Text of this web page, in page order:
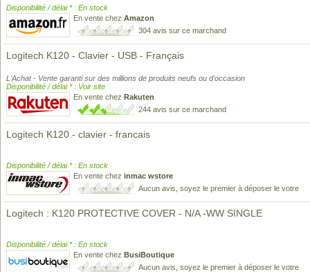
Disponibilité / délai * : En stock
En vente chez Amazon
304 avis sur ce marchand
Logitech K120 - Clavier - USB - Français
L'Achat - Vente garanti sur des millions de produits neufs ou d'occasion
Disponibilité / délai * : Voir site
En vente chez Rakuten
244 avis sur ce marchand
Logitech K120 - clavier - francais
Disponibilité / délai * : En stock
En vente chez inmac wstore
Aucun avis, soyez le premier à déposer le votre
Logitech : K120 PROTECTIVE COVER - N/A -WW SINGLE
Disponibilité / délai * : En stock
En vente chez BusiBoutique
Aucun avis, soyez le premier à déposer le votre